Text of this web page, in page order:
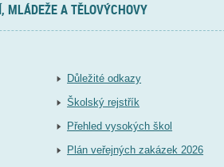
MLÁDEŽE A TĚLOVÝCHOVY
Důležité odkazy
Školský rejstřík
Přehled vysokých škol
Plán veřejných zakázek 2026